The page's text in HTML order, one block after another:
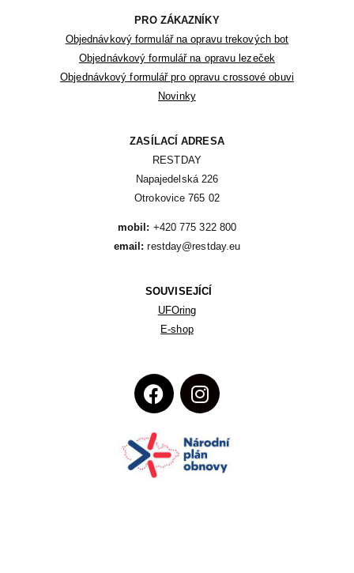
PRO ZÁKAZNÍKY
Objednávkový formulář na opravu trekových bot
Objednávkový formulář na opravu lezeček
Objednávkový formulář pro opravu crossové obuvi
Novinky
ZASÍLACÍ ADRESA
RESTDAY
Napajedelská 226
Otrokovice 765 02
mobil:
email: restday@restday.eu
SOUVISEJÍCÍ
UFOring
E-shop